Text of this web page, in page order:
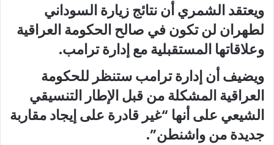
ويعتقد الشمري أن نتائج زيارة السوداني
لطهران لن تكون في صالح الحكومة العراقية
وعلاقاتها المستقبلية مع إدارة ترامب.
ويضيف أن إدارة ترامب ستنظر للحكومة
العراقية المشكلة من قبل الإطار التنسيقي
الشيعي على أنها “غير قادرة على إيجاد مقاربة
جديدة من واشنطن”.